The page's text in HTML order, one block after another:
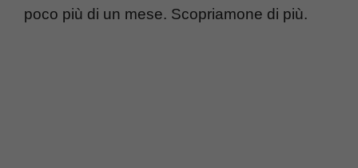
poco più di un mese. Scopriamone di più.